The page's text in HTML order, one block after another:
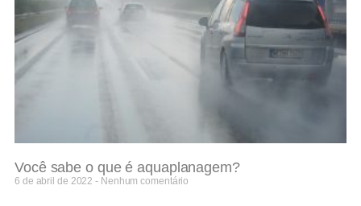
Você sabe o que é aquaplanagem?
6 de abril de 2022 Nenhum comentário